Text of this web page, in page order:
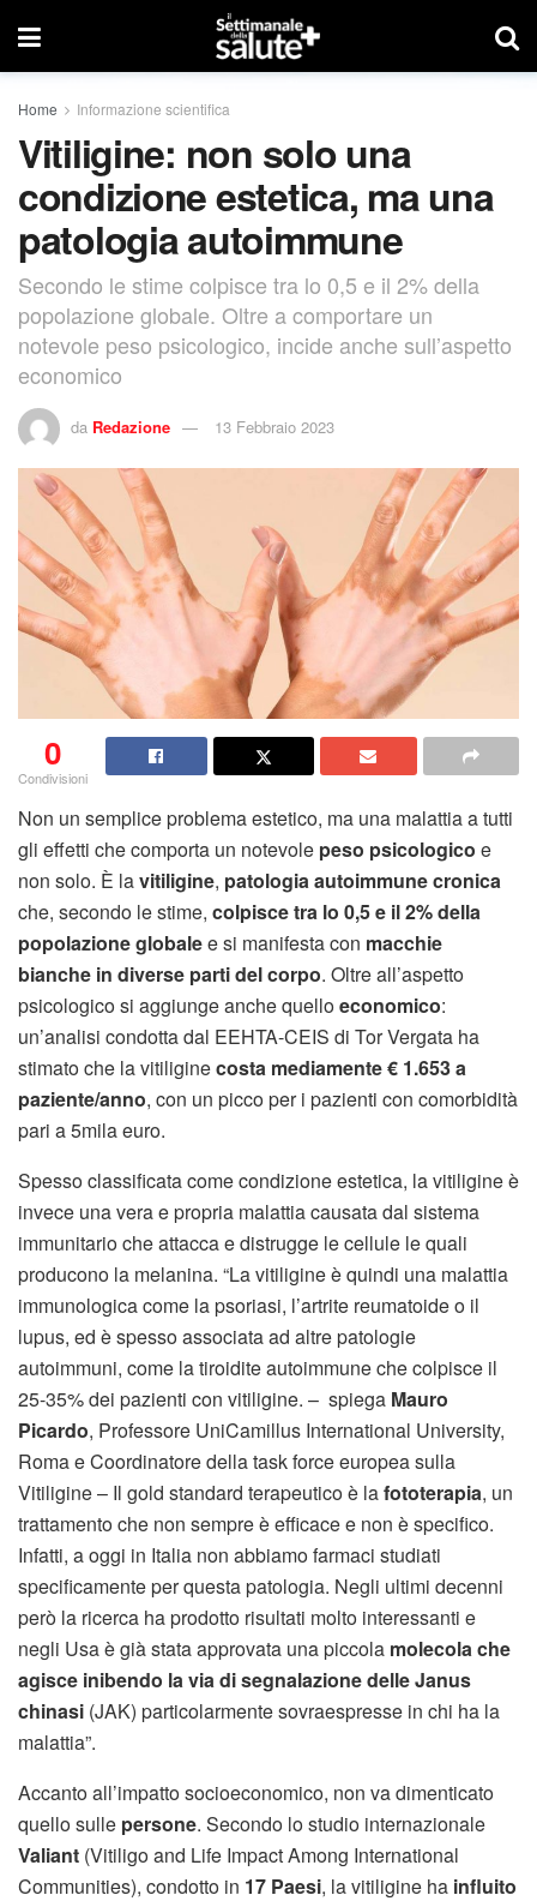
Home Informazione scientifica
Vitiligine: non solo una
condizione estetica, ma una
patologia autoimmune
Secondo le stime colpisce tra lo 0,5 e il 2% della
popolazione globale. Oltre a comportare un
notevole peso psicologico, incide anche sull’aspetto
economico
da Redazione 13 Febbraio 2023
0
Condivisioni
Non un semplice problema estetico, ma una malattia a tutti
gli effetti che comporta un notevole peso psicologico e
non solo. È lavitiligine, patologia autoimmune cronica
che, secondo le stime, colpisce tra lo 0,5 e il 2% della
popolazione globalee si manifesta con macchie
bianche in diverse parti del corpo. Oltre all’aspetto
psicologico si aggiunge anche quelloeconomico:
un’analisi condotta dal EEHTA-CEIS di Tor Vergata ha
stimato che la vitiliginecosta mediamente € 1.653 a
paziente/anno, con un picco per i pazienti con comorbidità
pari a 5mila euro.
Spesso classificata come condizione estetica, la vitiligine è
invece una vera e propria malattia causata dal sistema
immunitario che attacca e distrugge le cellule le quali
producono la melanina. “La vitiligine è quindi una malattia
immunologica come la psoriasi, l’artrite reumatoide o il
lupus, ed è spesso associata ad altre patologie
autoimmuni, come la tiroidite autoimmune che colpisce il
25-35% dei pazienti con vitiligine. – spiega Mauro
Picardo, Professore UniCamillus International University,
Roma e Coordinatore della task force europea sulla
Vitiligine – Il gold standard terapeutico è lafototerapia, un
trattamento che non sempre è efficace e non è specifico.
Infatti, a oggi in Italia non abbiamo farmaci studiati
specificamente per questa patologia. Negli ultimi decenni
però la ricerca ha prodotto risultati molto interessanti e
negli Usa è già stata approvata una piccola molecola che
agisce inibendo la via di segnalazione delle Janus
chinasi (JAK) particolarmente sovraespresse in chi ha la
malattia”.
Accanto all’impatto socioeconomico, non va dimenticato
quello sulle persone. Secondo lo studio internazionale
Valiant (Vitiligo and Life Impact Among International
Communities), condotto in 17 Paesi, la vitiligine ha influito